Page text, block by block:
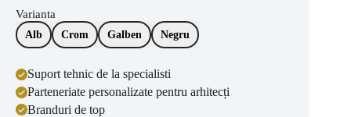
Varianta
Alb Crom Galben Negru
Suport tehnic de la specialisti
Parteneriate personalizate pentru arhitecți
Branduri de top